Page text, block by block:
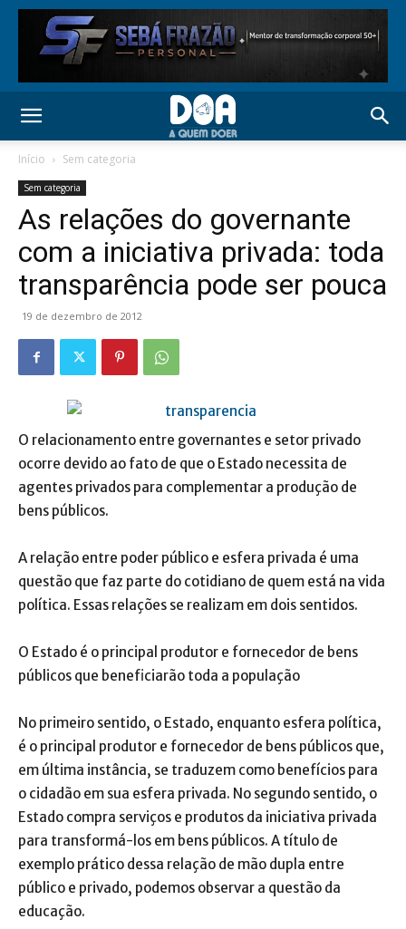
Início Sem categoria
Sem categoria
As relações do governante
com a iniciativa privada: toda
transparência pode ser pouca
19 de dezembro de 2012
O relacionamento entre governantes e setor privado
ocorre devido ao fato de que o Estado necessita de
agentes privados para complementar a produção de
bens públicos.
A relação entre poder público e esfera privada é uma
questão que faz parte do cotidiano de quem está na vida
política. Essas relações se realizam em dois sentidos.
O Estado é o principal produtor e fornecedor de bens
públicos que beneficiarão toda a população
No primeiro sentido, o Estado, enquanto esfera política,
é o principal produtor e fornecedor de bens públicos que,
em última instância, se traduzem como benefícios para
o cidadão em sua esfera privada. No segundo sentido, o
Estado compra serviços e produtos da iniciativa privada
para transformá-los em bens públicos. A título de
exemplo prático dessa relação de mão dupla entre
público e privado, podemos observar a questão da
educação.